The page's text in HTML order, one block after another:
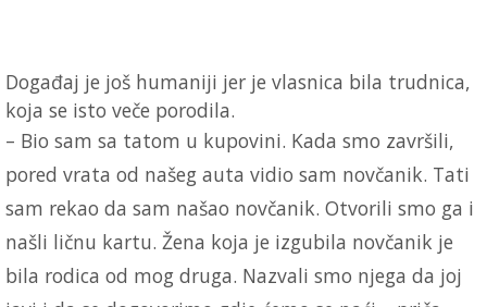
Događaj je još humaniji jer je vlasnica bila trudnica,
koja se isto veče porodila.
– Bio sam sa tatom u kupovini. Kada smo završili,
pored vrata od našeg auta vidio sam novčanik. Tati
sam rekao da sam našao novčanik. Otvorili smo ga i
našli ličnu kartu. Žena koja je izgubila novčanik je
bila rodica od mog druga. Nazvali smo njega da joj